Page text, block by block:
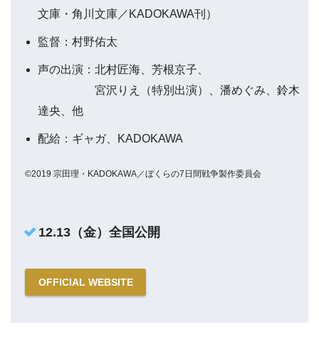
文庫・角川文庫／KADOKAWA刊）
監督：村野佑太
声の出演：北村匠海、芳根京子、
宮沢りえ（特別出演）、潘めぐみ、鈴木
達央、他
配給：ギャガ、KADOKAWA
©2019 宗田理・KADOKAWA／ぼくらの7日間戦争製作委員会
12.13（金）全国公開
OFFICIAL WEBSITE